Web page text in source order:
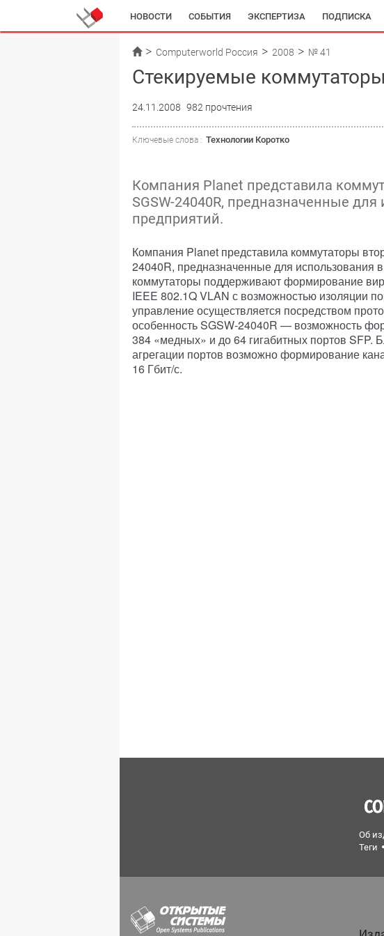
НОВОСТИ СОБЫТИЯ ЭКСПЕРТИЗА ПОДПИСКА
Computerworld Россия 2008 № 41
Стекируемые
24.11.2008 982 прочтения
Ключевые слова : Технологии Коротко
Компания Planet представила
SGSW-24040R, предназначенные для
предприятий.
Компания Planet представила коммутаторы
24040R, предназначенные для использования
коммутаторы поддерживают формирование
IEEE 802.1Q VLAN с возможностью изоляции
управление осуществляется посредством
особенность SGSW-24040R — возможность
384 «медных» и до 64 гигабитных портов SFP.
агрегации портов возможно формирование
16 Гбит/с.
Об
Теги